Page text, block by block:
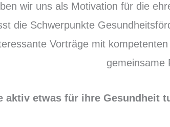
wir uns als Motivation für die
die Schwerpunkte
Vorträge mit
gemeinsame
aktiv etwas für ihre Gesundheit